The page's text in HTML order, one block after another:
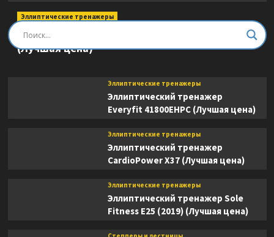
Эллиптические тренажеры
Эллиптический тренажер DFC E8745T
(Лучшая цена)
Эллиптические тренажеры
Эллиптический тренажер
Everyfit 41800EHPC (Лучшая цена)
Эллиптические тренажеры
Эллиптический тренажер
CardioPower X37 (Лучшая цена)
Эллиптические тренажеры
Эллиптический тренажер Sole
Fitness E25 (2019) (Лучшая цена)